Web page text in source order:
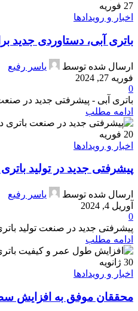
27 فوریه
اخبار و رویدادها
باتری آبی، دستاوردی
ارسال شده توسط
یاسر رفیع
فوریه 27, 2024
0
باتری آبی - پیشرفتی جدید در
ادامه مطلب
20 فوریه
اخبار و رویدادها
پیشرفتی جدید در تولید
ارسال شده توسط
یاسر رفیع
آوریل 4, 2024
0
پیشرفتی جدید در صنعت تولید
ادامه مطلب
30 ژانویه
اخبار و رویدادها
محققان موفق به افزایش